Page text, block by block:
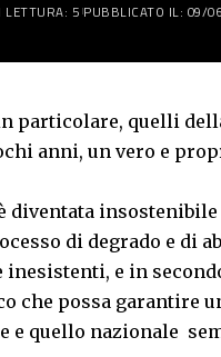
LETTURA: 5 PUBBLICATO IL: 09/
particolare, quelli
anni, un vero e
diventata insostenibile
di degrado e di
e in
che possa garantire
e quello nazionale